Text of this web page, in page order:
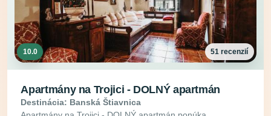
10.0 51 recenzií
Apartmány na Trojici - DOLNÝ apartmán
Destinácia: Banská Štiavnica